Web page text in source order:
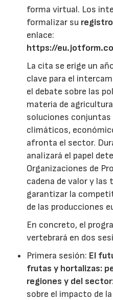
forma virtual. Los
formalizar su registro
enlace:
https://
La cita se erige un
clave para el
el debate sobre las
materia de
soluciones
climáticos,
afronta el sector.
analizará el papel
Organizaciones de
cadena de valor y las
garantizar la
de las producciones
En concreto, el
vertebrará en dos
Primera sesión: El
frutas y hortalizas:
regiones y del sector
sobre el impacto de